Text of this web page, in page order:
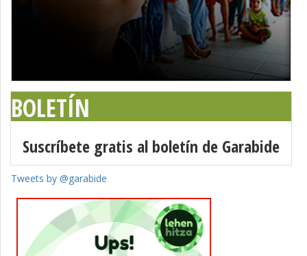
BOLETÍN
Suscríbete gratis al boletín de Garabide
Tweets by @garabide